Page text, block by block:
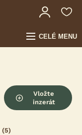
CELÉ MENU
Vložte
inzerát
(5)